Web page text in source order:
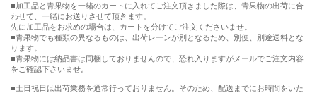
■加工品と青果物を一緒のカートに入れてご注文頂きました際は、青果物の出荷に合
わせて、一緒にお送りさせて頂きます。
先に加工品をお求めの場合は、カートを分けてご注文くださいませ。
■青果物でも種類の異なるものは、出荷レーンが別となるため、別便、別途送料とな
ります。
■青果物には納品書は同梱しておりませんので、恐れ入りますがメールでご注文内容
をご確認下さいませ。
■土日祝日は出荷業務を通常行っておりません。そのため、配送までにお時間をいた